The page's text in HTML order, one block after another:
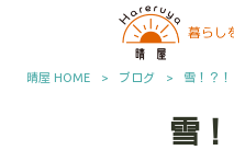
晴屋 HOME > ブログ > 雪！？！
雪